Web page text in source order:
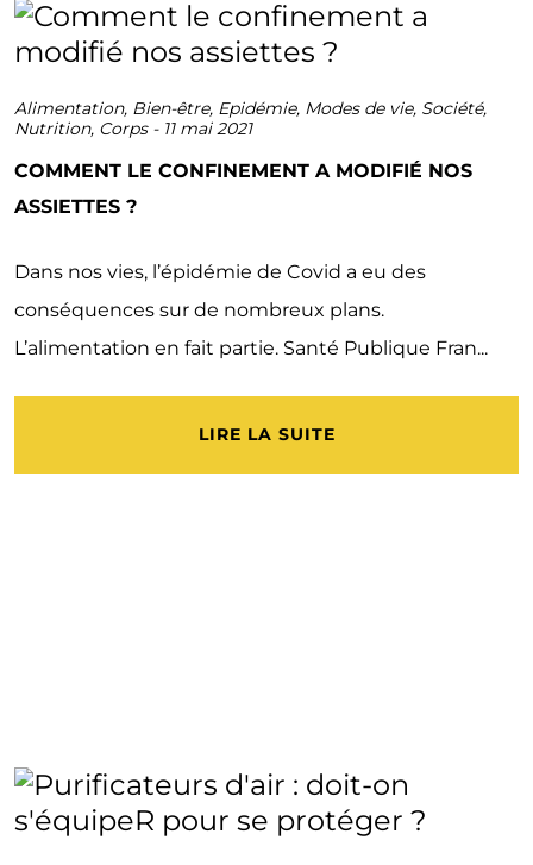
Alimentation, Bien-être, Epidémie, Modes de vie, Société,
Nutrition, Corps- 11 mai 2021
COMMENT LE CONFINEMENT A MODIFIÉ NOS
ASSIETTES ?
Dans nos vies, l’épidémie de Covid a eu des
conséquences sur de nombreux plans.
L’alimentation en fait partie. Santé Publique Fran...
LIRE LA SUITE